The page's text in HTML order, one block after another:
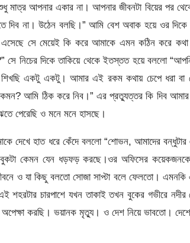
মাত্র আপনার একার না। আপনার জীবনটা বিয়ের পর
না। উঠেন বলছি।” আমি বেশ অবাক হয়ে ওর দিকে
সে মেয়েই কি করে আমাকে এমন কঠিন করে
নিচের দিকে তাকিয়ে থেকে ইতস্তত হয়ে বললো
একটু একটু। আমার এই রকম কথায় চেপে ধরা বা
আমি ঠিক করে নিব।” এর প্রত্যুত্তর কি দিব
পেরেছি ও মনে মনে হাসছে।
দেখে হাত ধরে কেঁদে বললো “শোভন, আমাদের
বুকটা কেমন যেন ধড়ফড় করছে।ওর অফিসের
জীবনে ও যা কিছু বলতো সোজা সাপ্টা বলে ফেলতো।
চারপাশে যখন তাকাই তখন বুকের গভীরে
করছি। ভয়ানক মৃত্যু। ও দেশ নিয়ে ভাবতো।